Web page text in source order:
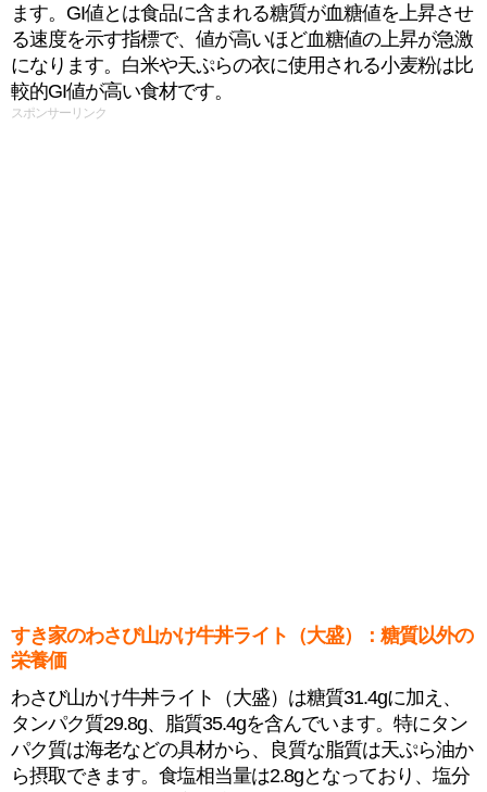
ます。GI値とは食品に含まれる糖質が血糖値を上昇させ
る速度を示す指標で、値が高いほど血糖値の上昇が急激
になります。白米や天ぷらの衣に使用される小麦粉は比
較的GI値が高い食材です。
スポンサーリンク
すき家のわさび山かけ牛丼ライト（大盛）：糖質以外の
栄養価
わさび山かけ牛丼ライト（大盛）は糖質31.4gに加え、
タンパク質29.8g、脂質35.4gを含んでいます。特にタン
パク質は海老などの具材から、良質な脂質は天ぷら油か
ら摂取できます。食塩相当量は2.8gとなっており、塩分